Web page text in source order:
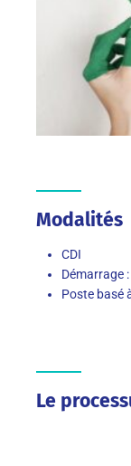
Modalités
CDI
Démarrage
Poste basé
Le